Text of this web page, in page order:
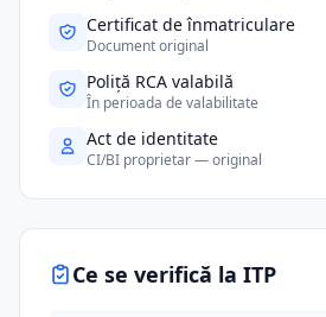
Certificat de înmatriculare
Document original
Poliță RCA valabilă
În perioada de valabilitate
Act de identitate
CI/BI proprietar — original
Ce se verifică la ITP